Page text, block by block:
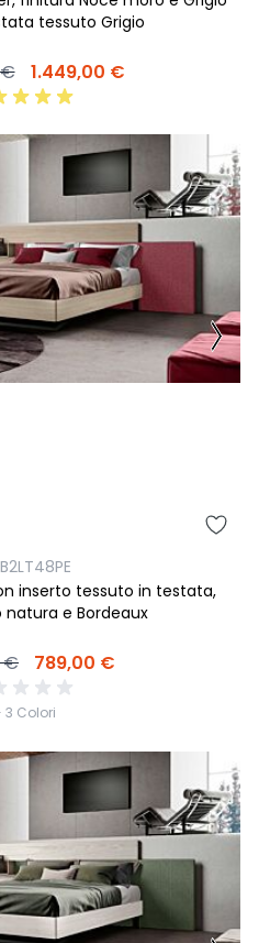
tessuto Grigio
1.449,00 €
inserto tessuto in testata,
e Bordeaux
€ 789,00 €
3 Colori